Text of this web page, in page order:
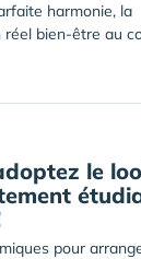
harmonie, la
bien-être au
le
pour